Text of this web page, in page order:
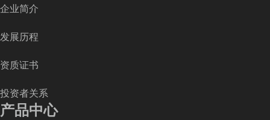
企业简介
发展历程
资质证书
投资者关系
产品中心